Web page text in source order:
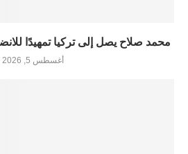
محمد صلاح يصل إلى تركيا تمهيدًا
أغسطس 5, 2026